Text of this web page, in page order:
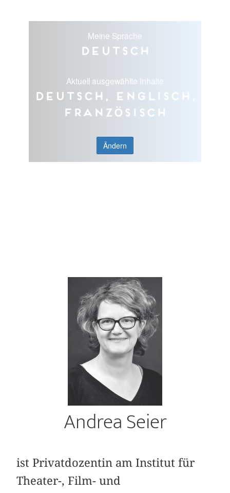
Meine Sprache
Deutsch
Aktuell ausgewählte Inhalte
Deutsch, Englisch,
Französisch
Ändern
Andrea Seier
ist Privatdozentin am Institut für
Theater-, Film- und